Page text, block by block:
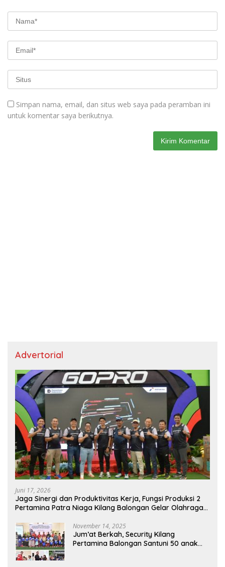
Simpan nama, email, dan situs web saya pada peramban ini
untuk komentar saya berikutnya.
Advertorial
Juni 17, 2026
Jaga Sinergi dan Produktivitas Kerja, Fungsi Produksi 2
Pertamina Patra Niaga Kilang Balongan Gelar Olahraga
November 14, 2025
Jum’at Berkah, Security Kilang
Pertamina Balongan Santuni 50 anak